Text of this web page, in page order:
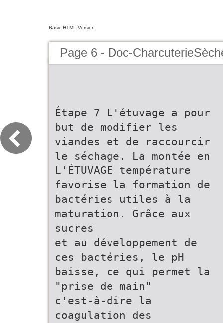
Basic HTML Version
Page 6 - Doc-
Étape 7 L'étuvage a pour
but de modifier les
viandes et de raccourcir
le séchage. La montée en
L'ÉTUVAGE température
favorise la formation de
bactéries utiles à la
maturation. Grâce aux
sucres
et au développement de
ces bactéries, le pH
baisse, ce qui permet la
"prise de main"
c'est-à-dire la
coagulation des